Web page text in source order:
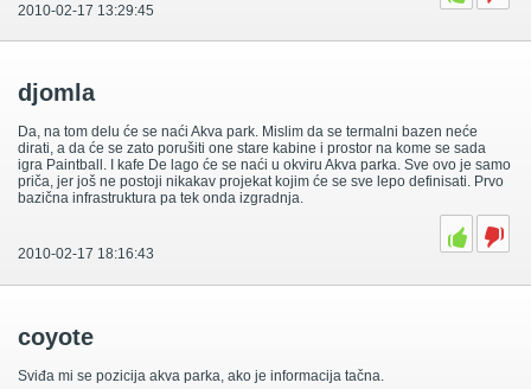
2010-02-17 13:29:45
djomla
Da, na tom delu će se naći Akva park. Mislim da se termalni bazen neće
dirati, a da će se zato porušiti one stare kabine i prostor na kome se sada
igra Paintball. I kafe De lago će se naći u okviru Akva parka. Sve ovo je samo
priča, jer još ne postoji nikakav projekat kojim će se sve lepo definisati. Prvo
bazična infrastruktura pa tek onda izgradnja.
2010-02-17 18:16:43
coyote
Sviđa mi se pozicija akva parka, ako je informacija tačna.